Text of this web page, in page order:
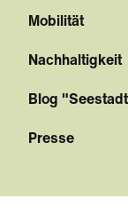
Mobilität
Nachhaltigkeit
Blog
Presse